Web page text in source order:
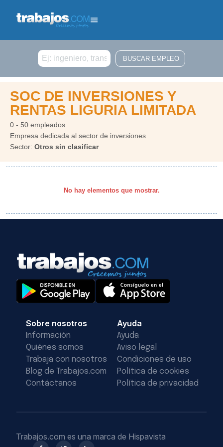
Buscar
SOC DE INVERSIONES Y
RENTAS LIGURIA LIMITADA
0 - 50 empleados
Empresa dedicada al sector de inversiones
Sector: Otros sin clasificar
No hay elementos que mostrar.
Sobre nosotros
Información
Quiénes somos
Trabaja con nosotros
Blog de Trabajos.com
Contáctanos
Ayuda
Ayuda
Aviso legal
Condiciones de uso
Política de cookies
Política de privacidad
Trabajos.com es una marca de Hispavista